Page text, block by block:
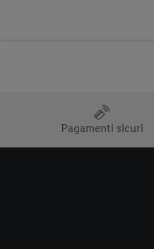
Pagamenti sicuri